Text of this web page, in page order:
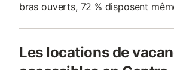
bras ouverts, 72 % disposent
Les locations de